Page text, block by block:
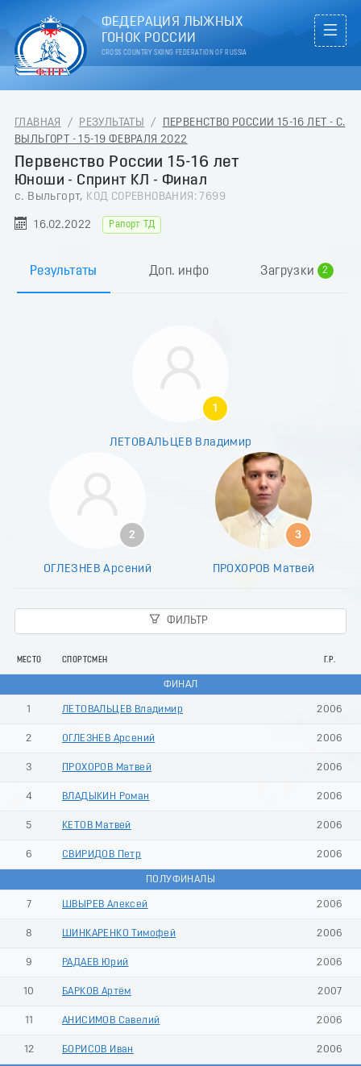
ФЕДЕРАЦИЯ ЛЫЖНЫХ
ГОНОК РОССИИ
CROSS COUNTRY SKIING FEDERATION OF RUSSIA
ГЛАВНАЯ / РЕЗУЛЬТАТЫ /
ПЕРВЕНСТВО РОССИИ 15-16 ЛЕТ - С.
ВЫЛЬГОРТ - 15-19 ФЕВРАЛЯ 2022
Первенство России 15-16 лет
Юноши - Спринт КЛ - Финал
с. Выльгорт, КОД СОРЕВНОВАНИЯ: 7699
16.02.2022 Рапорт ТД
Результаты Доп. инфо Загрузки
2
3
6
7
9
1
ЛЕТОВАЛЬЦЕВ Владимир
2
ОГЛЕЗНЕВ Арсений
3
ПРОХОРОВ Матвей
ФИЛЬТР
МЕСТО СПОРТСМЕН Г.Р.
ФИНАЛ
1 ЛЕТОВАЛЬЦЕВ Владимир 2006
2 ОГЛЕЗНЕВ Арсений 2006
3 ПРОХОРОВ Матвей 2006
4 ВЛАДЫКИН Роман 2006
5 КЕТОВ Матвей 2006
6 СВИРИДОВ Петр 2006
ПОЛУФИНАЛЫ
7 ШВЫРЕВ Алексей 2006
8 ШИНКАРЕНКО Тимофей 2006
9 РАДАЕВ Юрий 2006
10 БАРКОВ Артём 2007
11 АНИСИМОВ Савелий 2006
12 БОРИСОВ Иван 2006